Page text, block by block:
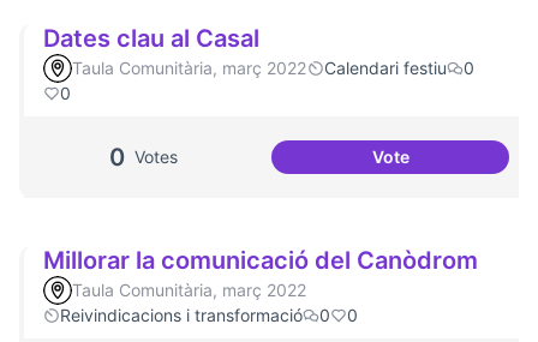
Dates clau al Casal
Taula Comunitària, març 2022 Calendari festiu
0
0
0 Votes VoteDates clau al
Millorar la comunicació del Canòdrom
Taula Comunitària, març 2022
Reivindicacions i transformació
0 0